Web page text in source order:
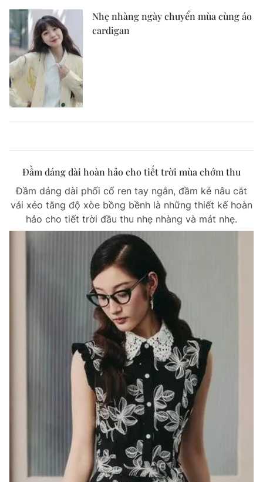
Nhẹ nhàng ngày chuyển mùa cùng áo
cardigan
Đầm dáng dài hoàn hảo cho tiết trời mùa chớm thu
Đầm dáng dài phối cổ ren tay ngắn, đầm kẻ nâu cắt
vải xéo tăng độ xòe bồng bềnh là những thiết kế hoàn
hảo cho tiết trời đầu thu nhẹ nhàng và mát nhẹ.